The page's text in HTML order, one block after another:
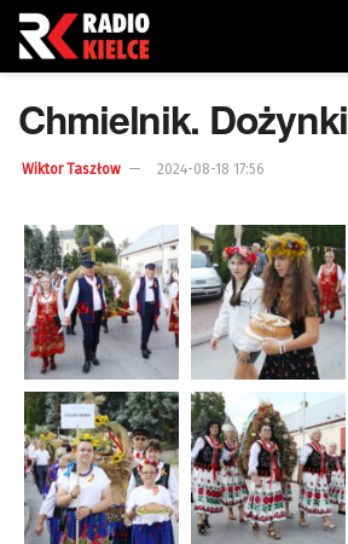
Chmielnik. Dożynki
Wiktor Taszłow 2024-08-18 17:56